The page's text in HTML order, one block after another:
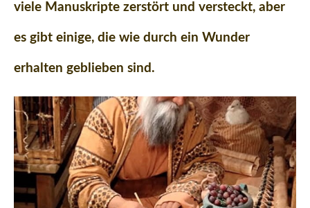
viele Manuskripte zerstört und versteckt, aber
es gibt einige, die wie durch ein Wunder
erhalten geblieben sind.